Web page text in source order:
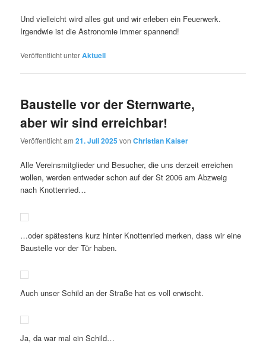
Und vielleicht wird alles gut und wir erleben ein Feuerwerk.
Irgendwie ist die Astronomie immer spannend!
Veröffentlicht unterAktuell
Baustelle vor der Sternwarte,
aber wir sind erreichbar!
Veröffentlicht am21. Juli 2025 vonChristian Kaiser
Alle Vereinsmitglieder und Besucher, die uns derzeit erreichen
wollen, werden entweder schon auf der St 2006 am Abzweig
nach Knottenried…
…oder spätestens kurz hinter Knottenried merken, dass wir eine
Baustelle vor der Tür haben.
Auch unser Schild an der Straße hat es voll erwischt.
Ja, da war mal ein Schild…